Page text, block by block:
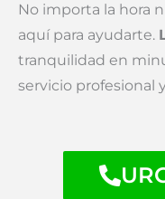
No importa la hora
aquí para ayudarte.
tranquilidad en
servicio profesional